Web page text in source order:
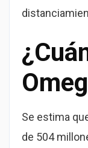
Se estima
de 504